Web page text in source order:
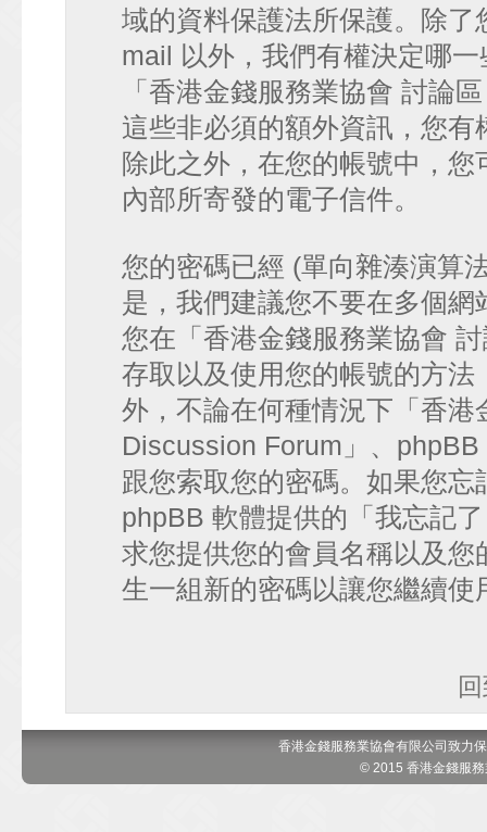
域的資料保護法所保護。除
mail 以外，我們有權決定哪
「香港金錢服務業協會 討論
這些非必須的額外資訊，您
除此之外，在您的帳號中，
內部所寄發的電子信件。
您的密碼已經 (單向雜湊演算
是，我們建議您不要在多個
您在「香港金錢服務業協會
存取以及使用您的帳號的方
外，不論在何種情況下「香港
Discussion Forum」、
跟您索取您的密碼。如果您
phpBB 軟體提供的「我忘記
求您提供您的會員名稱以及
生一組新的密碼以讓您繼續使
香港金錢服務業協會有限公司致力
© 2015 香港金錢服